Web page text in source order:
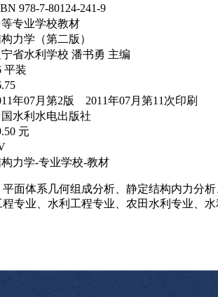
978-7-80124-241-9
专业学校教材
力学（第二版）
省水利学校 潘书勇 主编
平装
年07月第2版 2011年07月第11次印刷
水利水电出版社
元
力学-专业学校-教材
体系几何组成分析、静定结构内力分析
业、水利工程专业、农田水利专业、水